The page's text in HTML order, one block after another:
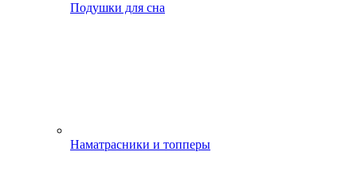
Подушки для сна
Наматрасники и топперы